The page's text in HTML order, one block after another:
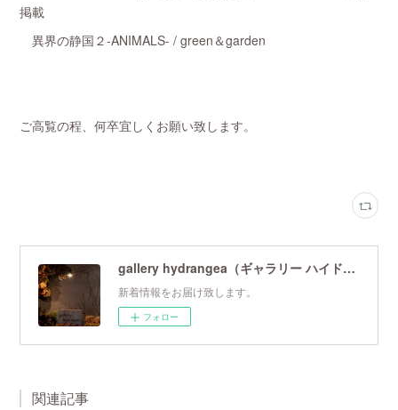
掲載
異界の静国２-ANIMALS- / green＆garden
ご高覧の程、何卒宜しくお願い致します。
gallery hydrangea（ギャラリー ハイドランジア）
新着情報をお届け致します。
フォロー
関連記事